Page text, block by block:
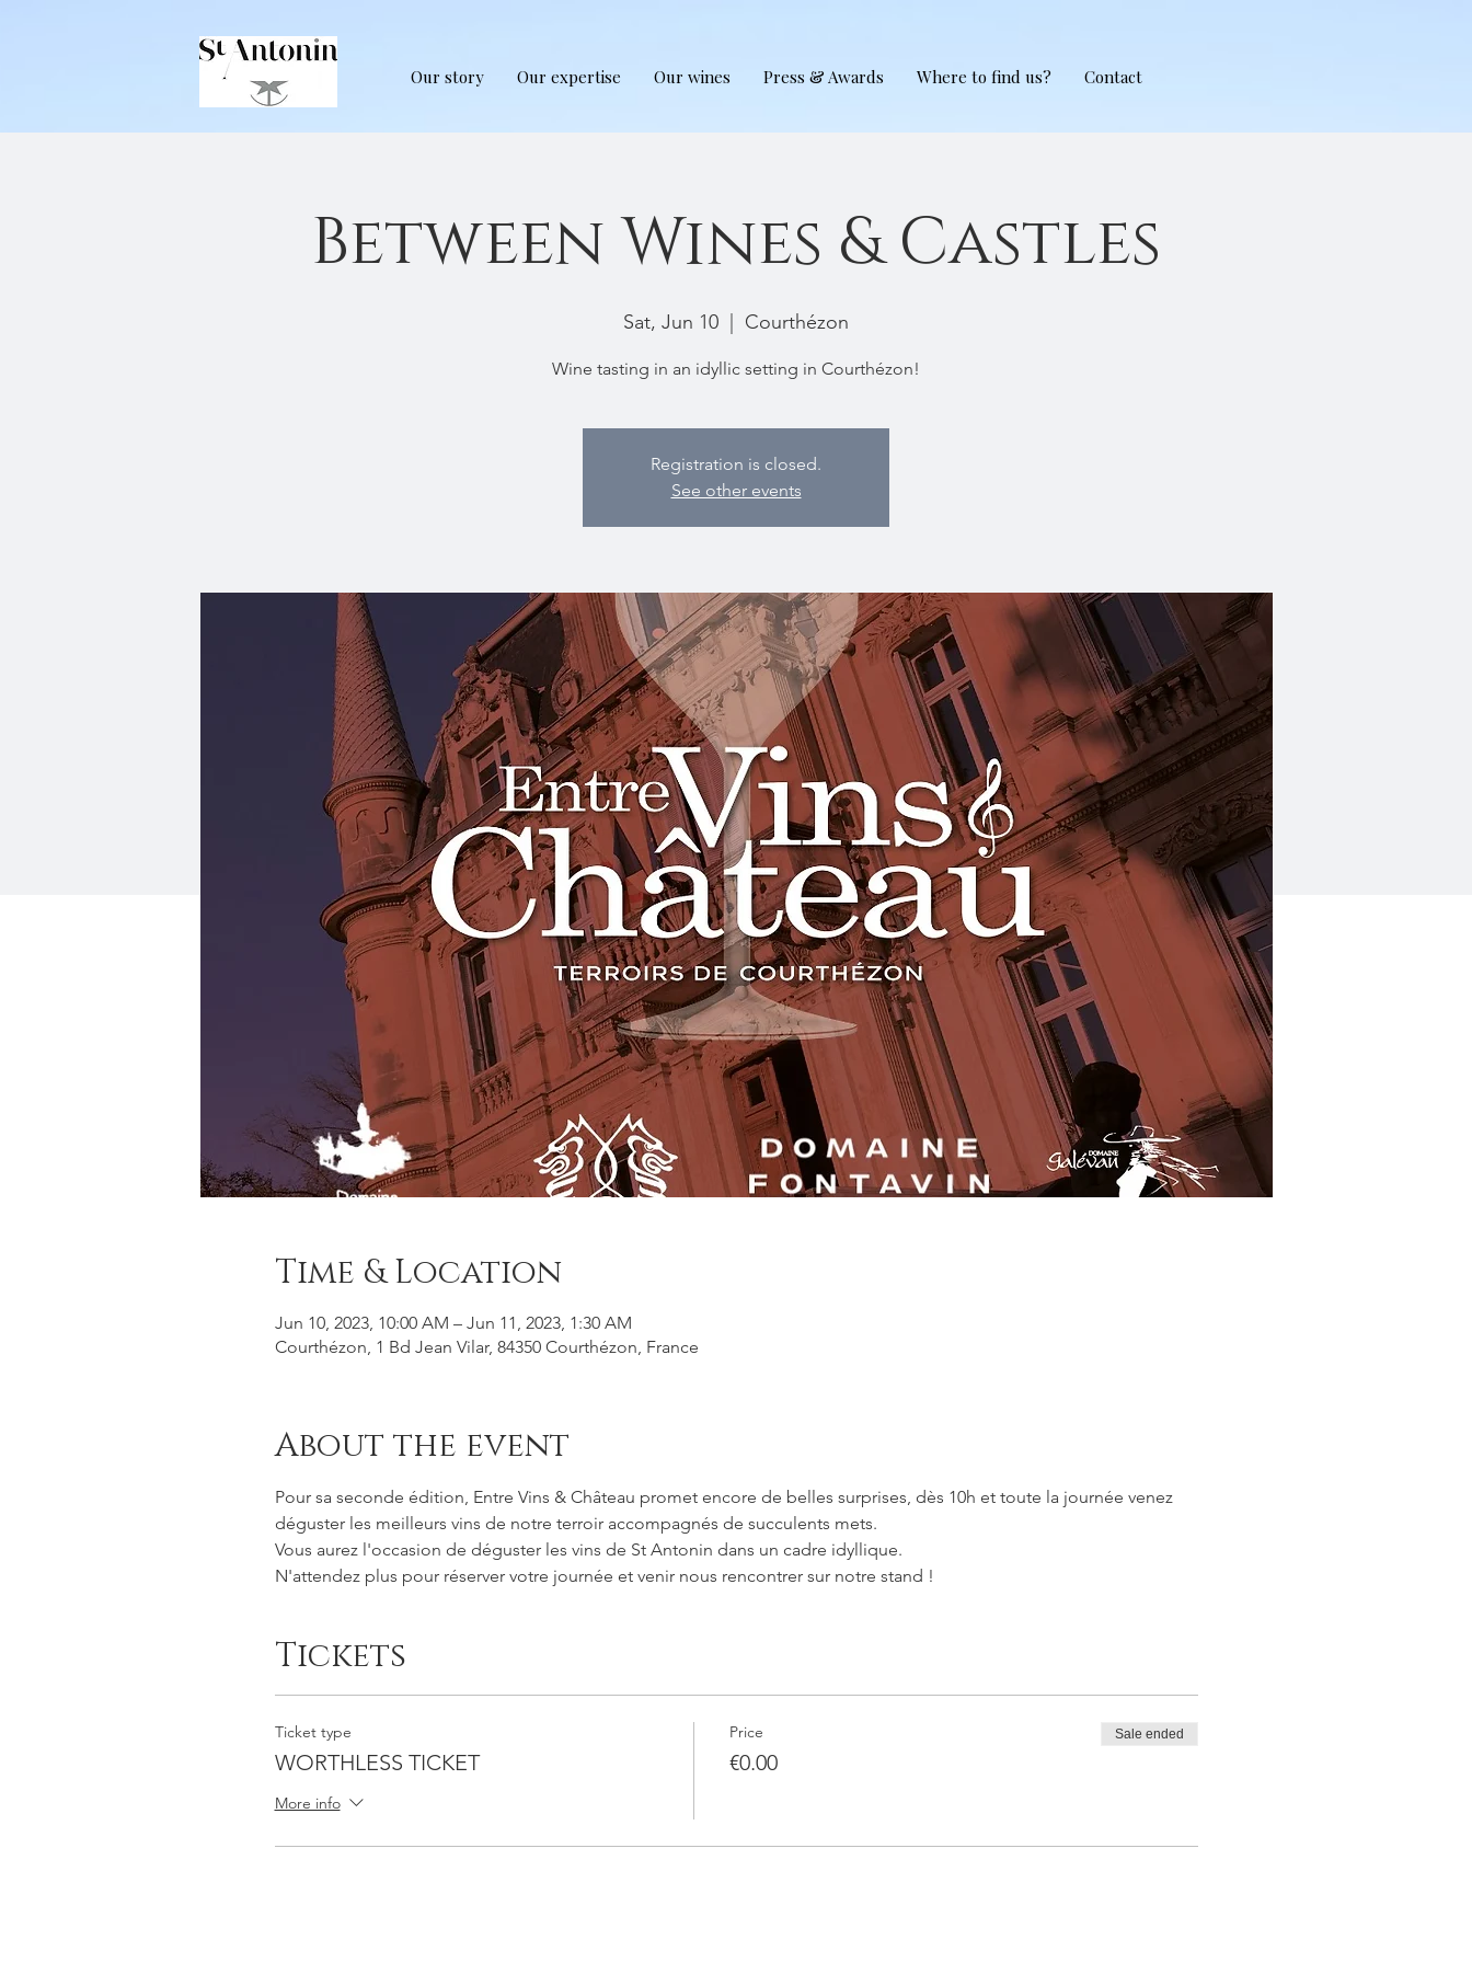
Our story Our expertise Our wines Press & Awards Where to find us? Contact
Between Wines & Castles
Sat, Jun 10 Courthézon
Wine tasting in an idyllic setting in Courthézon!
Registration is closed.
See other events
Time & Location
Jun 10, 2023, 10:00 AM – Jun 11, 2023, 1:30 AM
Courthézon, 1 Bd Jean Vilar, 84350 Courthézon, France
About the event
Pour sa seconde édition, Entre Vins & Château promet encore de belles surprises, dès 10h et toute la journée venez
déguster les meilleurs vins de notre terroir accompagnés de succulents mets.
Vous aurez l'occasion de déguster les vins de St Antonin dans un cadre idyllique.
N'attendez plus pour réserver votre journée et venir nous rencontrer sur notre stand !
Tickets
Ticket type
WORTHLESS TICKET
More info
Price
€0.00
Sale ended